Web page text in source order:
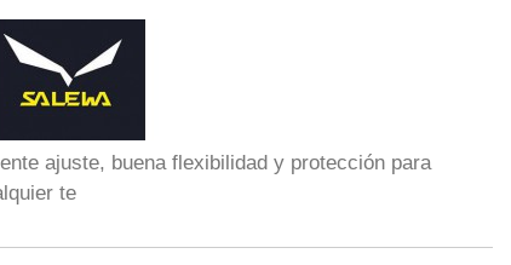
ajuste, buena flexibilidad y protección para
te